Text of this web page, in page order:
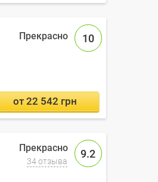
10
от 22 542 грн
9.2
34 отзыва